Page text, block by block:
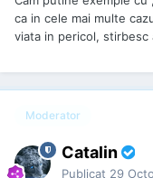
ca in cele mai multe
viata in pericol, stirbesc
Moderator
Catalin
Publicat 29